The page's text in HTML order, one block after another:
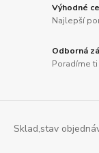
Výhodné
Najlepší
Odborná
Poradíme
Sklad,stav